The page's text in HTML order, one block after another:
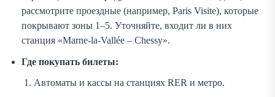
рассмотрите проездные (например, Paris Visite), которые
покрывают зоны 1–5. Уточняйте, входит ли в них
станция «Marne-la-Vallée – Chessy».
Где покупать билеты:
Автоматы и кассы на станциях RER и метро.